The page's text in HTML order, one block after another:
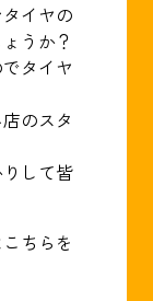
イヤの
うか？
タイヤ
のスタ
して皆
ちらを